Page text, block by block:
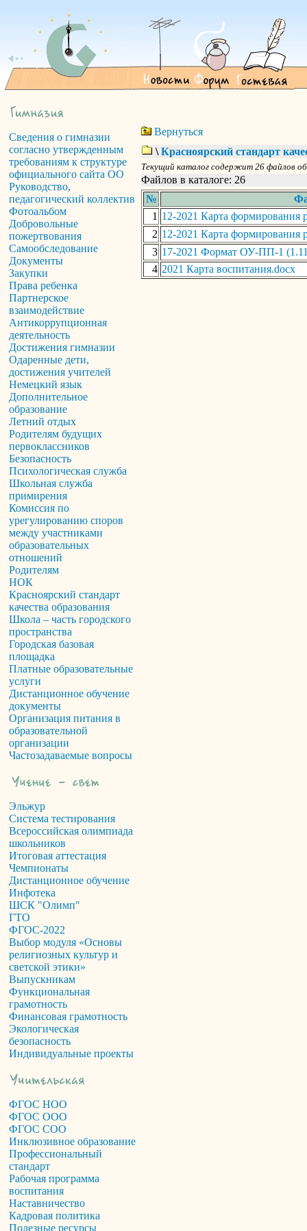
Сведения о гимназии
согласно утвержденным
требованиям к структуре
официального сайта ОО
Руководство,
педагогический коллектив
Фотоальбом
Добровольные
пожертвования
Самообследование
Документы
Закупки
Права ребенка
Партнерское
взаимодействие
Антикоррупционная
деятельность
Достижения гимназии
Одаренные дети,
достижения учителей
Немецкий язык
Дополнительное
образование
Летний отдых
Родителям будущих
первоклассников
Безопасность
Психологическая служба
Школьная служба
примирения
Комиссия по
урегулированию споров
между участниками
образовательных
отношений
Родителям
НОК
Красноярский стандарт
качества образования
Школа – часть городского
пространства
Городская базовая
площадка
Платные образовательные
услуги
Дистанционное обучение
документы
Организация питания в
образовательной
организации
Частозадаваемые вопросы
Эльжур
Система тестирования
Всероссийская олимпиада
школьников
Итоговая аттестация
Чемпионаты
Дистанционное обучение
Инфотека
ШСК "Олимп"
ГТО
ФГОС-2022
Выбор модуля «Основы
религиозных культур и
светской этики»
Выпускникам
Функциональная
грамотность
Финансовая грамотность
Экологическая
безопасность
Индивидуальные проекты
ФГОС НОО
ФГОС ООО
ФГОС СОО
Инклюзивное образование
Профессиональный
стандарт
Рабочая программа
воспитания
Наставничество
Кадровая политика
Полезные ресурсы
Вернуться
\Красноярский стандарт
Текущий каталог содержит 26 файлов
Файлов в каталоге: 26
№
1 12-2021 Карта формирования
2 12-2021 Карта формирования
3 17-2021 Формат ОУ-ПП-1
4 2021 Карта воспитания.docx